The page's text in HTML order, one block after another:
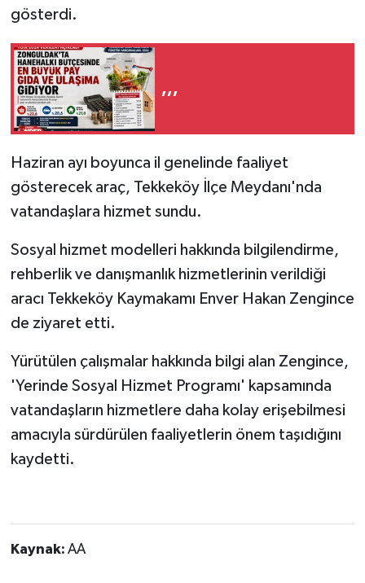
gösterdi.
,,,
Haziran ayı boyunca il genelinde faaliyet
gösterecek araç, Tekkeköy İlçe Meydanı'nda
vatandaşlara hizmet sundu.
Sosyal hizmet modelleri hakkında bilgilendirme,
rehberlik ve danışmanlık hizmetlerinin verildiği
aracı Tekkeköy Kaymakamı Enver Hakan Zengince
de ziyaret etti.
Yürütülen çalışmalar hakkında bilgi alan Zengince,
'Yerinde Sosyal Hizmet Programı' kapsamında
vatandaşların hizmetlere daha kolay erişebilmesi
amacıyla sürdürülen faaliyetlerin önem taşıdığını
kaydetti.
Kaynak: AA